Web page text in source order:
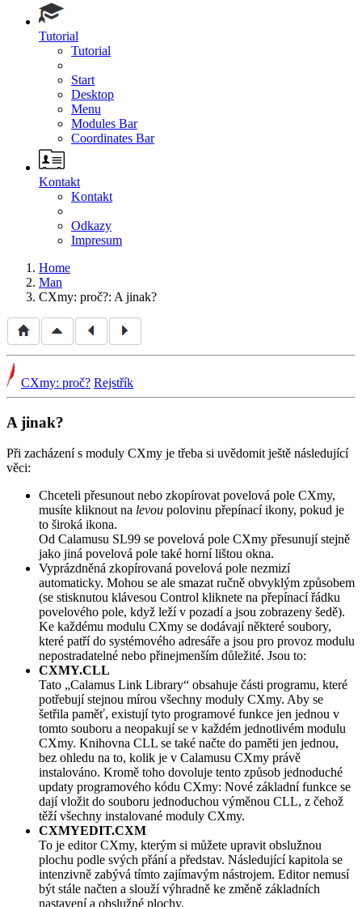
Tutorial
Tutorial
Start
Desktop
Menu
Modules Bar
Coordinates Bar
Kontakt
Kontakt
Odkazy
Impresum
Home
Man
CXmy: proč?: A jinak?
CXmy: proč? Rejstřík
A jinak?
Při zacházení s moduly CXmy je třeba si uvědomit ještě následující
věci:
Chcete­li přesunout nebo zkopírovat povelová pole CXmy,
musíte kliknout na levou polovinu přepínací ikony, pokud je
to široká ikona.
Od Calamusu SL99 se povelová pole CXmy přesunují stejně
jako jiná povelová pole také horní lištou okna.
Vyprázdněná zkopírovaná povelová pole nezmizí
automaticky. Mohou se ale smazat ručně obvyklým způsobem
(se stisknutou klávesou Control kliknete na přepínací řádku
povelového pole, když leží v pozadí a jsou zobrazeny šedě).
Ke každému modulu CXmy se dodávají některé soubory,
které patří do systémového adresáře a jsou pro provoz modulu
nepostradatelné nebo přinejmenším důležité. Jsou to:
CXMY.CLL
Tato
Calamus Link Library
obsahuje části programu, které
potřebují stejnou mírou všechny moduly CXmy. Aby se
šetřila paměť, existují tyto programové funkce jen jednou v
tomto souboru a neopakují se v každém jednotlivém modulu
CXmy. Knihovna CLL se také načte do paměti jen jednou,
bez ohledu na to, kolik je v Calamusu CXmy právě
instalováno. Kromě toho dovoluje tento způsob jednoduché
updaty programového kódu CXmy: Nové základní funkce se
dají vložit do souboru jednoduchou výměnou CLL, z čehož
těží všechny instalované moduly CXmy.
CXMYEDIT.CXM
To je editor CXmy, kterým si můžete upravit obslužnou
plochu podle svých přání a představ. Následující kapitola se
intenzivně zabývá tímto zajímavým nástrojem. Editor nemusí
být stále načten a slouží výhradně ke změně základních
nastavení a obslužné plochy.